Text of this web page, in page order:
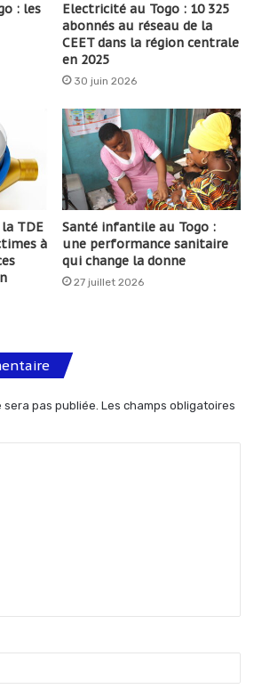
: les
Electricité au Togo : 10 325
abonnés au réseau de la
CEET dans la région centrale
en 2025
30 juin 2026
TDE
à
Santé infantile au Togo :
une performance sanitaire
qui change la donne
27 juillet 2026
pas publiée. Les champs obligatoires